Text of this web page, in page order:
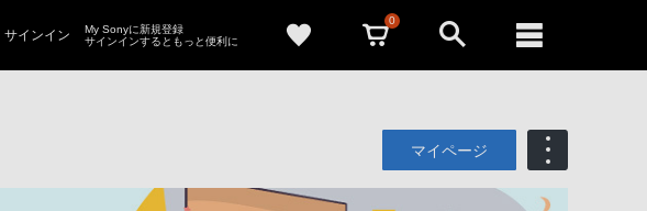
サインイン
My Sonyに新規登録
サインインするともっと便利に
0
マイページ